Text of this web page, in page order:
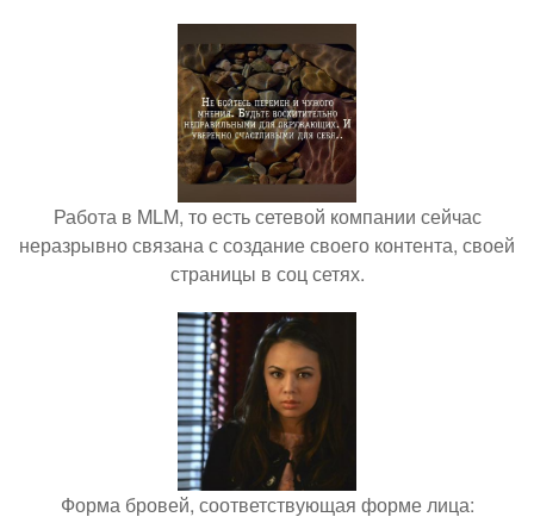
Работа в MLM, то есть сетевой компании сейчас
неразрывно связана с создание своего контента, своей
страницы в соц сетях.
Форма бровей, соответствующая форме лица: